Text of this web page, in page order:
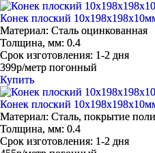
Конек плоский
Материал: Сталь оцинкованная
Толщина, мм: 0.4
Срок изготовления: 1-2 дня
399р/метр погонный
Купить
Конек плоский
Материал: Сталь, покрытие
Толщина, мм: 0.4
Срок изготовления: 1-2 дня